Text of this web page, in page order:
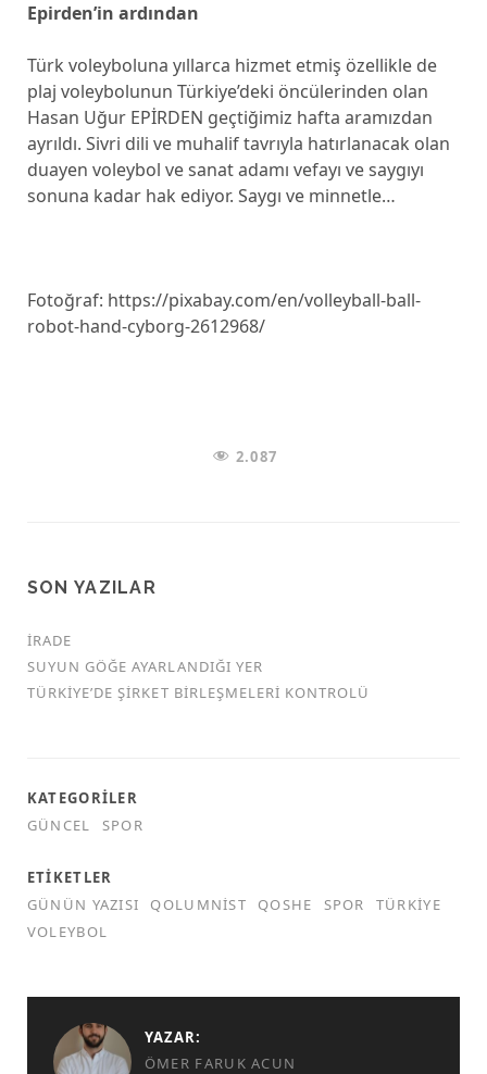
Epirden’in ardından
Türk voleyboluna yıllarca hizmet etmiş özellikle de
plaj voleybolunun Türkiye’deki öncülerinden olan
Hasan Uğur EPİRDEN geçtiğimiz hafta aramızdan
ayrıldı. Sivri dili ve muhalif tavrıyla hatırlanacak olan
duayen voleybol ve sanat adamı vefayı ve saygıyı
sonuna kadar hak ediyor. Saygı ve minnetle…
Fotoğraf: https://pixabay.com/en/volleyball-ball-
robot-hand-cyborg-2612968/
2.087
SON YAZILAR
İRADE
SUYUN GÖĞE AYARLANDIĞI YER
TÜRKİYE’DE ŞİRKET BİRLEŞMELERİ KONTROLÜ
KATEGORILER
GÜNCEL
SPOR
ETIKETLER
GÜNÜN YAZISI
QOLUMNIST QOSHE SPOR
TÜRKIYE
VOLEYBOL
YAZAR:
ÖMER FARUK ACUN